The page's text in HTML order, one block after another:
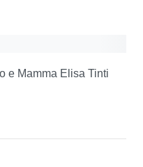
e Mamma Elisa Tinti